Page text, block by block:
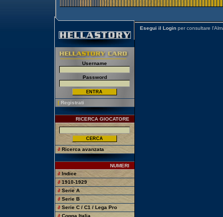
Username
Password
[ Registrati
RICERCA GIOCATORE
∂ Ricerca avanzata
NUMERI
∂ Indice
∂ 1910-1929
∂ Serie A
∂ Serie B
∂ Serie C / C1 / Lega Pro
∂ Coppa Italia
Esegui il Login per consultare